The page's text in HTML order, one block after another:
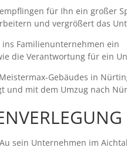
für Ihn ein großer
und vergrößert das
Familienunternehmen ein
die Verantwortung für ein
Gebäudes in
und mit dem Umzug nach
sein Unternehmen im